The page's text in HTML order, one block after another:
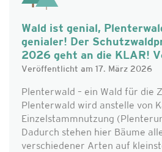
Wald ist genial,
genialer! Der
2026 geht an die KLAR!
Veröffentlicht am 17. März 2026
Plenterwald – ein Wald für die
Plenterwald wird anstelle von
Einzelstammnutzung
Dadurch stehen hier Bäume
verschiedener Arten auf